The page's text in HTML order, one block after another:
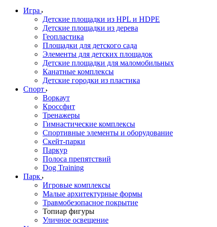
Игра
Детские площадки из HPL и HDPE
Детские площадки из дерева
Геопластика
Площадки для детского сада
Элементы для детских площадок
Детские площадки для маломобильных
Канатные комплексы
Детские городки из пластика
Спорт
Воркаут
Кроссфит
Тренажеры
Гимнастические комплексы
Спортивные элементы и оборудование
Скейт-парки
Паркур
Полоса препятствий
Dog Training
Парк
Игровые комплексы
Малые архитектурные формы
Травмобезопасное покрытие
Топиар фигуры
Уличное освещение